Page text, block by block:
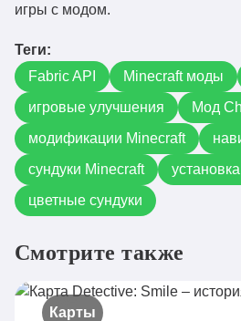
игры с модом.
Теги:
Fabric API
Minecraft моды
игровые улучшения
Мод
модификации Minecraft
сундуки Minecraft
цветные сундуки
Смотрите также
Карты